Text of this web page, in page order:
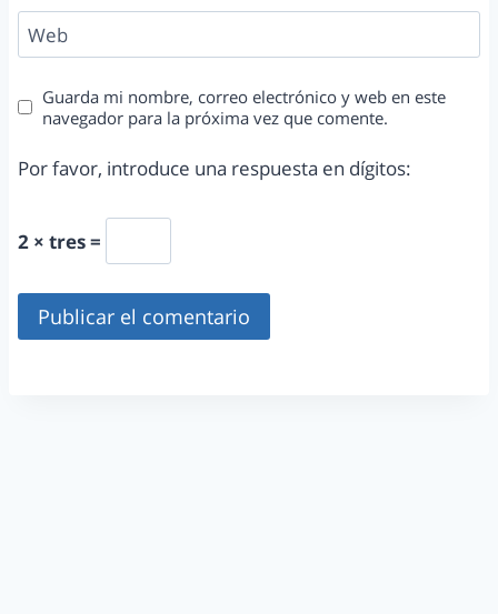
Web
Guarda mi nombre, correo electrónico y web en este
navegador para la próxima vez que comente.
Por favor, introduce una respuesta en dígitos:
2 × tres =